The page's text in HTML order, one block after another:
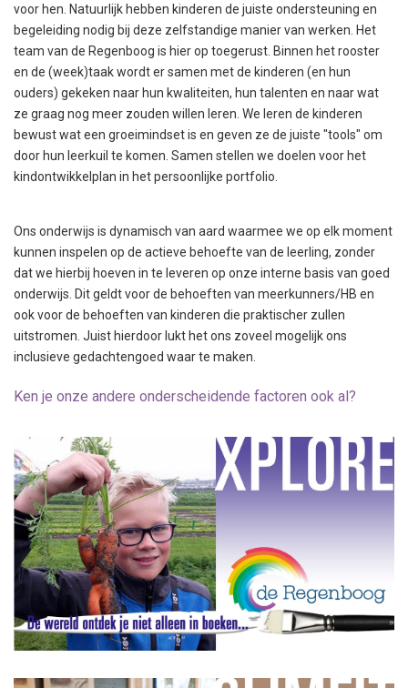
voor hen. Natuurlijk hebben kinderen de juiste ondersteuning en
begeleiding nodig bij deze zelfstandige manier van werken. Het
team van de Regenboog is hier op toegerust. Binnen het rooster
en de (week)taak wordt er samen met de kinderen (en hun
ouders) gekeken naar hun kwaliteiten, hun talenten en naar wat
ze graag nog meer zouden willen leren. We leren de kinderen
bewust wat een groeimindset is en geven ze de juiste "tools" om
door hun leerkuil te komen. Samen stellen we doelen voor het
kindontwikkelplan in het persoonlijke portfolio.
Ons onderwijs is dynamisch van aard waarmee we op elk moment
kunnen inspelen op de actieve behoefte van de leerling, zonder
dat we hierbij hoeven in te leveren op onze interne basis van goed
onderwijs. Dit geldt voor de behoeften van meerkunners/HB en
ook voor de behoeften van kinderen die praktischer zullen
uitstromen. Juist hierdoor lukt het ons zoveel mogelijk ons
inclusieve gedachtengoed waar te maken.
Ken je onze andere onderscheidende factoren ook al?